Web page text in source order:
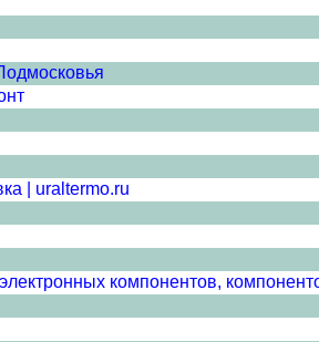
| uraltermo.ru
компонентов,